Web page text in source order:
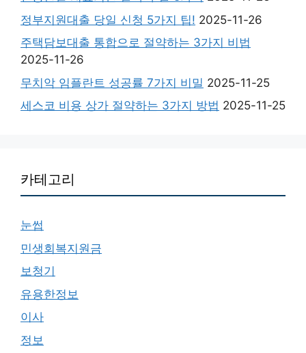
정부지원대출 당일 신청 5가지 팁! 2025-11-26
주택담보대출 통합으로 절약하는 3가지 비법
2025-11-26
무치악 임플란트 성공률 7가지 비밀 2025-11-25
세스코 비용 상가 절약하는 3가지 방법 2025-11-25
카테고리
눈썹
민생회복지원금
보청기
유용한정보
이사
정보